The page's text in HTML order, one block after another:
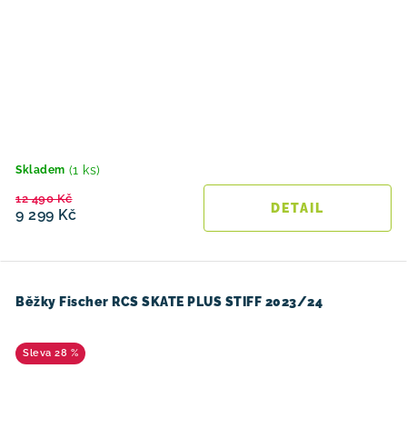
Skladem (1 ks)
9 299 Kč
12 490 Kč
Běžky Fischer RCS SKATE PLUS STIFF 2023/24
28 %